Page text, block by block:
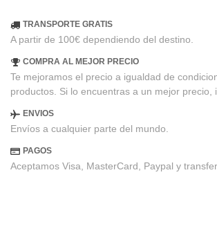
TRANSPORTE GRATIS
A partir de 100€ dependiendo del destino.
COMPRA AL MEJOR PRECIO
Te mejoramos el precio a igualdad de
productos. Si lo encuentras a un mejor precio,
ENVIOS
Envíos a cualquier parte del mundo.
PAGOS
Aceptamos Visa, MasterCard, Paypal y